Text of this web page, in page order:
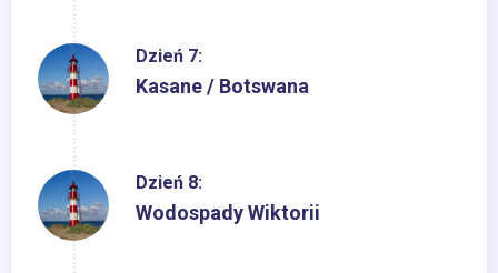
Dzień 7:
Kasane / Botswana
Dzień 8:
Wodospady Wiktorii